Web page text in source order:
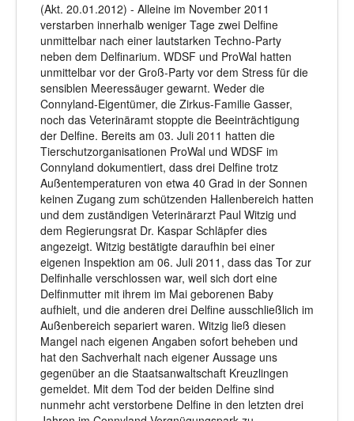
(Akt. 20.01.2012) - Alleine im November 2011
verstarben innerhalb weniger Tage zwei Delfine
unmittelbar nach einer lautstarken Techno-Party
neben dem Delfinarium. WDSF und ProWal hatten
unmittelbar vor der Groß-Party vor dem Stress für die
sensiblen Meeressäuger gewarnt. Weder die
Connyland-Eigentümer, die Zirkus-Familie Gasser,
noch das Veterinäramt stoppte die Beeinträchtigung
der Delfine. Bereits am 03. Juli 2011 hatten die
Tierschutzorganisationen ProWal und WDSF im
Connyland dokumentiert, dass drei Delfine trotz
Außentemperaturen von etwa 40 Grad in der Sonnen
keinen Zugang zum schützenden Hallenbereich hatten
und dem zuständigen Veterinärarzt Paul Witzig und
dem Regierungsrat Dr. Kaspar Schläpfer dies
angezeigt. Witzig bestätigte daraufhin bei einer
eigenen Inspektion am 06. Juli 2011, dass das Tor zur
Delfinhalle verschlossen war, weil sich dort eine
Delfinmutter mit ihrem im Mai geborenen Baby
aufhielt, und die anderen drei Delfine ausschließlich im
Außenbereich separiert waren. Witzig ließ diesen
Mangel nach eigenen Angaben sofort beheben und
hat den Sachverhalt nach eigener Aussage uns
gegenüber an die Staatsanwaltschaft Kreuzlingen
gemeldet. Mit dem Tod der beiden Delfine sind
nunmehr acht verstorbene Delfine in den letzten drei